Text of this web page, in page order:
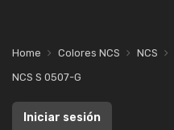
Home Colores NCS NCS
NCS S 0507-G
Iniciar sesión